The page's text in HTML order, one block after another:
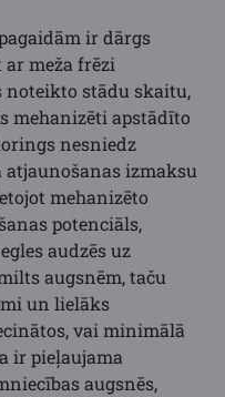
ir dārgs
meža frēzi
noteikto stādu skaitu,
mehanizēti apstādīto
nesniedz
izmaksu
mehanizēto
potenciāls,
audzēs uz
augsnēm, taču
un lielāks
vai minimālā
ir pieļaujama
augsnēs,